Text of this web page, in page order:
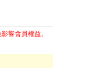
響會員權益。